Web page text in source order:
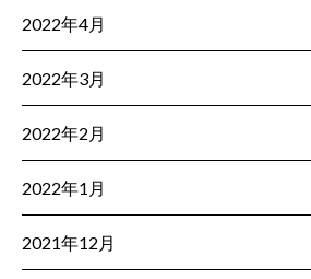
2022年4月
2022年3月
2022年2月
2022年1月
2021年12月